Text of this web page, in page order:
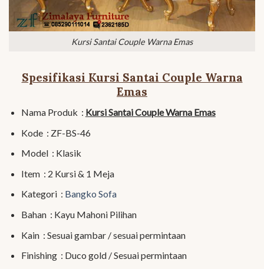
Kursi Santai Couple Warna Emas
Spesifikasi Kursi Santai Couple Warna
Emas
Nama Produk : Kursi Santai Couple Warna Emas
Kode : ZF-BS-46
Model : Klasik
Item : 2 Kursi & 1 Meja
Kategori : Bangko Sofa
Bahan : Kayu Mahoni Pilihan
Kain : Sesuai gambar / sesuai permintaan
Finishing : Duco gold / Sesuai permintaan